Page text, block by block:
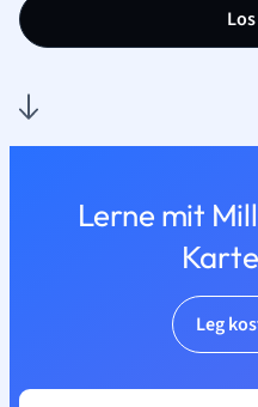
Lerne mit
Leg